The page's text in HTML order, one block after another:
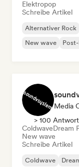
Elektropop
Schreibe Artikel
Alternativer Rock
New wave
Media
> 100
ColdwaveDream
New wave
Schreibe Artikel
Coldwave